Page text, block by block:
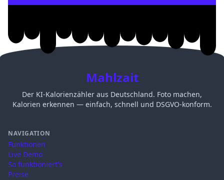
Mahlzait
Der KI-Kalorienzähler aus Deutschland. Foto machen,
Kalorien erkennen — einfach, schnell und DSGVO-konform.
NAVIGATION
Funktionen
Live Demo
So funktioniert's
Preise